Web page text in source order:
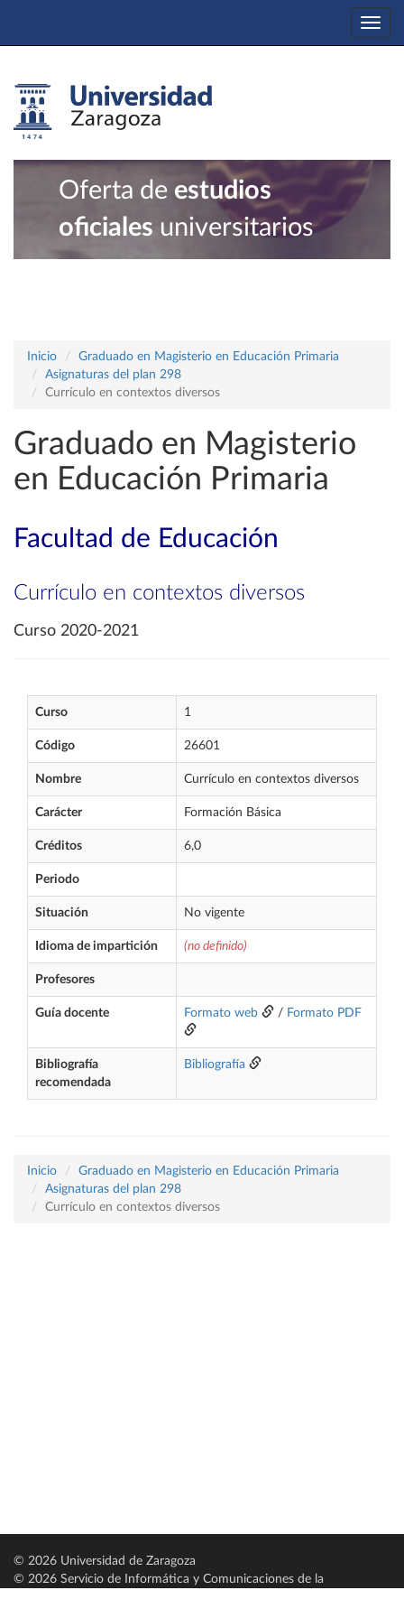
Oferta de estudios
oficiales universitarios
Inicio
Graduado en Magisterio en Educación Primaria
Asignaturas del plan 298
Currículo en contextos diversos
Graduado en Magisterio
en Educación Primaria
Facultad de Educación
Currículo en contextos diversos
Curso 2020-2021
Curso 1
Código 26601
Nombre Currículo en contextos diversos
Carácter Formación Básica
Créditos 6,0
Periodo
Situación No vigente
Idioma de impartición (no definido)
Profesores
Guía docente Formato web / Formato PDF
Bibliografía
recomendada
Bibliografía
Inicio
Graduado en Magisterio en Educación Primaria
Asignaturas del plan 298
Currículo en contextos diversos
© 2026 Universidad de Zaragoza
© 2026 Servicio de Informática y Comunicaciones de la